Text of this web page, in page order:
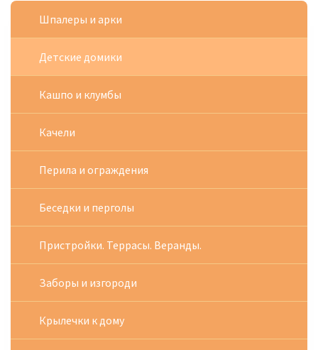
Шпалеры и арки
Детские домики
Кашпо и клумбы
Качели
Перила и ограждения
Беседки и перголы
Пристройки. Террасы. Веранды.
Заборы и изгороди
Крылечки к дому